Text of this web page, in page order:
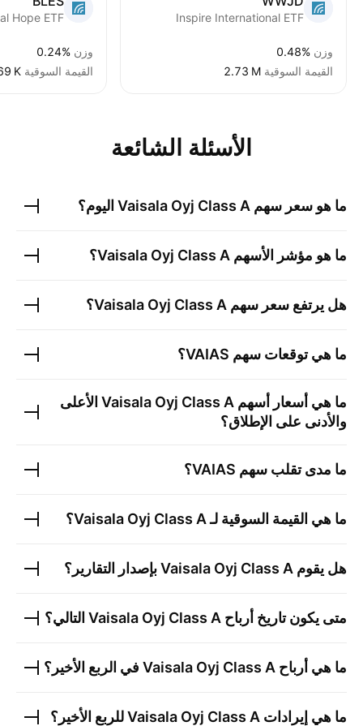
Inspire International ETF
وزن 0.48%
القيمة السوقية ‪2.73 M‬
Hope ETF
وزن 0.24%
القيمة السوقية K‬
الأسئلة الشائعة
ما هو سعر سهم Vaisala Oyj Class A اليوم؟
ما هو مؤشر الأسهم Vaisala Oyj Class A؟
هل يرتفع سعر سهم Vaisala Oyj Class A؟
ما هي توقعات سهم VAIAS؟
ما هي أسعار أسهم Vaisala Oyj Class A الأعلى
والأدنى على الإطلاق؟
ما مدى تقلب سهم VAIAS؟
ما هي القيمة السوقية لـVaisala Oyj Class A؟
هل يقوم Vaisala Oyj Class Aبإصدار التقارير؟
متى يكون تاريخ أرباح Vaisala Oyj Class A التالي؟
ما هي أرباح Vaisala Oyj Class A في الربع الأخير؟
ما هي إيرادات Vaisala Oyj Class Aللربع الأخير؟